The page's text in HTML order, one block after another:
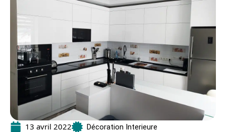
13 avril 2022 Décoration Interieure